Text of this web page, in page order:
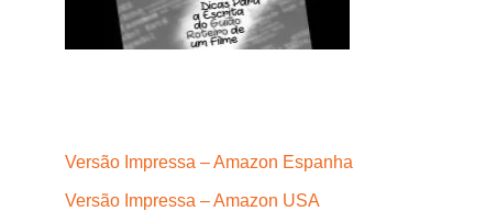
Versão Impressa – Amazon Espanha
Versão Impressa – Amazon USA